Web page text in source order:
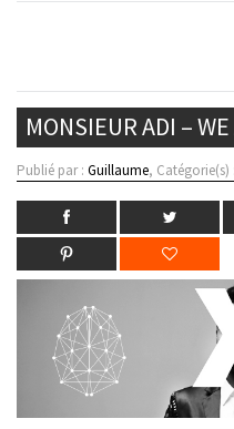
MONSIEUR ADI –
Publié par : Guillaume, Catégorie(s) :